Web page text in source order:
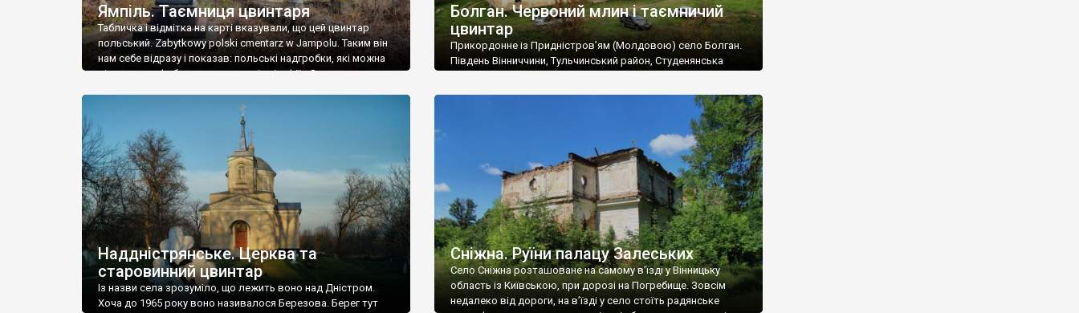
Ямпіль. Таємниця цвинтаря
Табличка і відмітка на карті вказували, що цей цвинтар
польський. Zabytkowy polski cmentarz w Jampolu. Таким він
нам себе відразу і показав: польські надгробки, які можна
віднести до фабричних, польські епітафії… Загалом цвинтар
виявилося більше семи гектарів. Перше враження про
абсолютну звичайність польського цвинтаря виявилося
оманливим – […]
Болган. Червоний млин і таємничий
цвинтар
Прикордонне із Придністров’ям (Молдовою) село Болган.
Південь Вінниччини, Тульчинський район, Студенянська
старовинний цвинтар із кам’яними хрестами. Всі епітафії, які
збереглися, написані кирилицею, церковнослов’янською
мовою. За всіма традиційними ознаками – цвинтар
український. Хрести датуються 19 століттям. У 1924-1940
роках Болган […]
Наддністрянське. Церква та
старовинний цвинтар
Із назви села зрозуміло, що лежить воно над Дністром.
Хоча до 1965 року воно називалося Березова. Берег тут
Сніжна. Руїни палацу Залеських
Село Сніжна розташоване на самому в’їзді у Вінницьку
область із Київською, при дорозі на Погребище. Зовсім
недалеко від дороги, на в’їзді у село стоїть радянське